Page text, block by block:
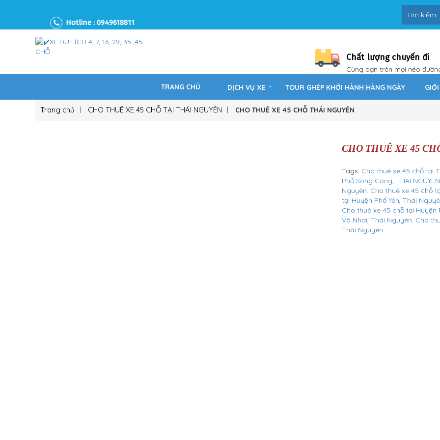
Hotline : 0949618811
Chất lượng chuyến đi
Cùng bạn trên mọi nẻo
TRANG CHỦ
DỊCH VỤ XE TOUR GHÉP KHỞI HÀNH HÀNG NGÀY
Trang chủ CHO THUÊ XE 45 CHỖ TẠI THÁI NGUYÊN CHO THUÊ XE 45 CHỖ THÁI NGUYÊN
CHO THUÊ XE 45
Tags: Cho thuê xe 45 chỗ tại
Phố Sông Công, THAI NGUYEN
Nguyên. Cho thuê xe 45 chỗ
tại Huyện Phổ Yên, Thái
Cho thuê xe 45 chỗ tại Huyện
Võ Nhai, Thái Nguyên. Cho
Thái Nguyên